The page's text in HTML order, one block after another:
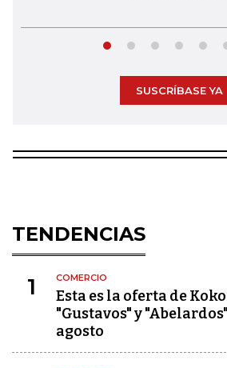
SUSCRÍBASE YA
TENDENCIAS
1 COMERCIO
Esta es la oferta de
"Gustavos" y
agosto